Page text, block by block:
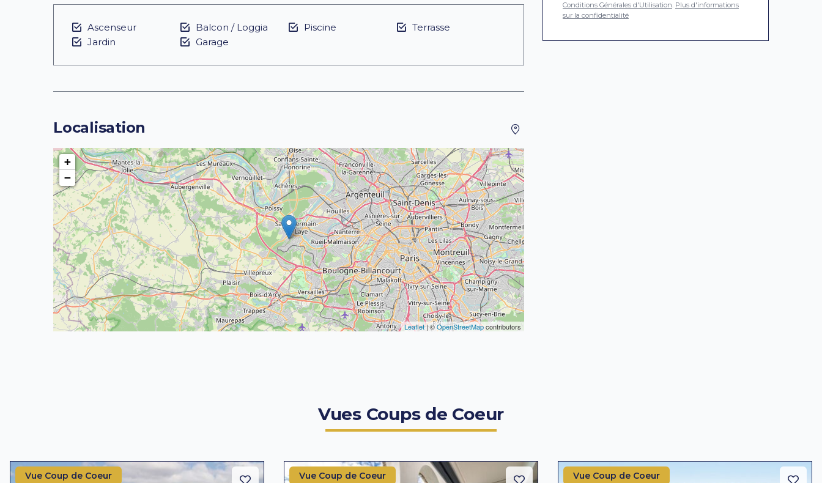
Ascenseur Balcon / Loggia Piscine
Terrasse
Jardin
Garage
Localisation
+
−
Leaflet| ©OpenStreetMapcontributors
Conditions Générales d'Utilisation. Plus d'informations
sur la confidentialité
Vues Coups de Coeur
Vue Coup de Coeur Vue Coup de Coeur Vue Coup de Coeur